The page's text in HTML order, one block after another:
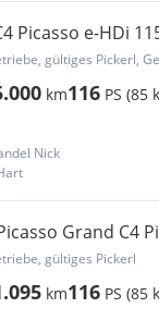
Picasso e-HDi
gültiges Pickerl,
km116 PS (85
Nick
Grand C4
gültiges Pickerl
km116 PS (85